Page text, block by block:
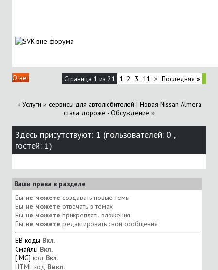
Ответ Страница 1 из 21 1 2 3 11 > Последняя »
« Услуги и сервисы для автолюбителей | Новая Nissan Almera
стала дороже - Обсуждение »
Здесь присутствуют: 1 (пользователей: 0 ,
гостей: 1)
Ваши права в разделе
Вы не можете создавать новые темы
Вы не можете отвечать в темах
Вы не можете прикреплять вложения
Вы не можете редактировать свои сообщения
BB коды Вкл.
Смайлы Вкл.
[IMG] код Вкл.
HTML код Выкл.